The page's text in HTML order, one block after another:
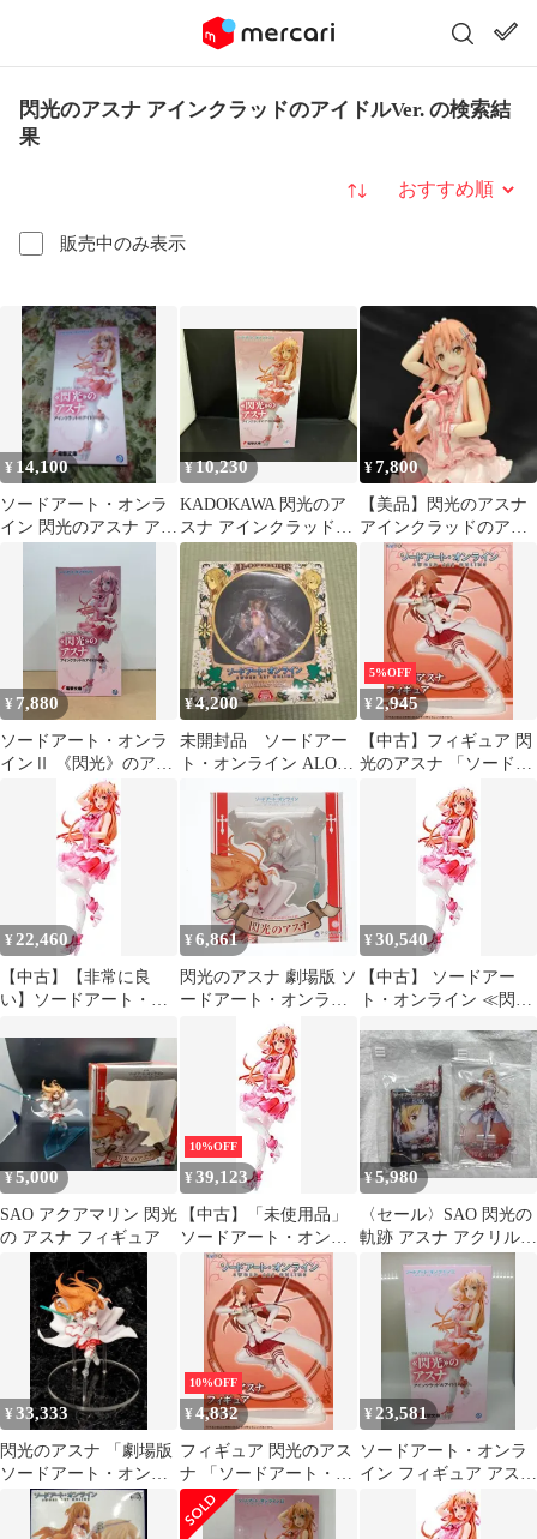
閃光のアスナ アインクラッドのアイドルVer. の検索結
果
販売中のみ表示
並び替え
¥ 14,100
ソードアート・オンラ
イン 閃光のアスナ アイ
フィギュア
¥10,230
KADOKAWA 閃光のア
スナ アインクラッドの
アイドルVer. 1/8 ソｰド
アｰト･オンラインⅡ
¥7,800
【美品】閃光のアスナ
アインクラッドのアイ
ドルVer フィギュア
¥ 7,880
ソードアート・オンラ
インⅡ 《閃光》のアス
ナ アインクラッドのア
イドルVer. 1/8スケール
フィギュア 未開封 箱ヤ
ケあり【WS1958-003】
¥4,200
未開封品 ソードアー
ト・オンライン ALOフ
光のアスナ
5%OFF
¥ 2,945
【中古】フィギュア 閃
光のアスナ 「ソードア
ート・オンライン」 フ
¥22,460
【中古】【非常に良
い】ソードアート・オ
スナ アインクラッドの
アイドルVer. 1/8スケー
ル ABS&PVC製 フィギ
ュア
¥6,861
閃光のアスナ 劇場版 ソ
ードアート・オンライ
ン -オーディナル・ス
ケール- 1/7 完成品 フィ
ギュア アクアマリン
¥30,540
【中古】 ソードアー
ト・オンライン ≪閃光
ッドのアイドルVer. 1/8
スケール ABS&PVC製
フィギュア
¥5,000
SAO アクアマリン 閃光
の アスナ フィギュア
10%OFF
¥39,123
【中古】「未使用品」
ソードアート・オンラ
イン ≪閃光≫のアスナ
アインクラッドのアイ
ドルVer. 1/8スケール
ABS&PVC製 フィギュ
¥5,980
〈セール〉SAO 閃光の
軌跡 アスナ アクリルス
タンド セット
¥33,333
閃光のアスナ 「劇場版
ソードアート・オンラ
イン -オーディナル・
スケール-」…
10%OFF
¥4,832
フィギュア 閃光のアス
ナ 「ソードアート・オ
ンライン」 フィギュア
【10日以内発送】
¥ 23,581
ソードアート・オンラ
イン フィギュア アスナ
KPOP アイドルver 13